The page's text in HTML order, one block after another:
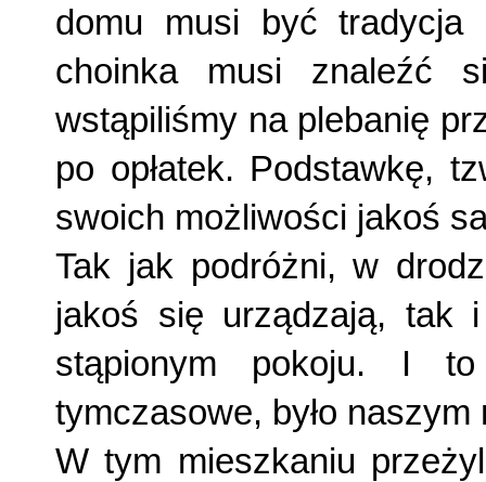
domu musi być tradycja
choinka musi znaleźć
wstąpiliśmy na plebanię
po opłatek. Podstawkę,
swoich możliwości jakoś
Tak jak podróżni, w
jakoś się urządzają,
stąpionym pokoju. I
tymczasowe, było
W tym mieszkaniu